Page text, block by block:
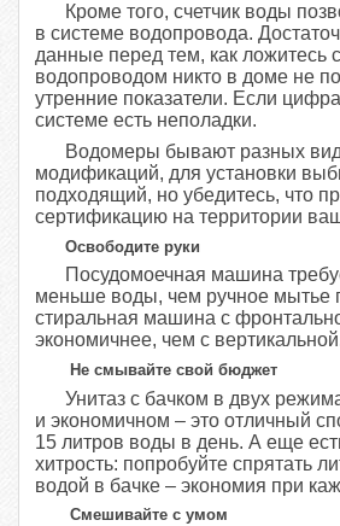
Кроме того, счетчик воды
в системе водопровода.
данные перед тем, как ложитесь
водопроводом никто в доме не
утренние показатели. Если
системе есть неполадки.
Водомеры бывают разных
модификаций, для установки
подходящий, но убедитесь, что
сертификацию на территории
Освободите руки
Посудомоечная машина
меньше воды, чем ручное мытье
стиральная машина с
экономичнее, чем с
Не смывайте свой бюджет
Унитаз с бачком в двух
и экономичном – это отличный
15 литров воды в день. А еще
хитрость: попробуйте спрятать
водой в бачке – экономия при
Смешивайте с умом